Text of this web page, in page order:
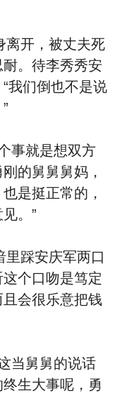
开，被丈夫死
。待李秀秀安
我们倒也不是说
事就是想双方
的舅舅舅妈，
是挺正常的，
。”
踩安庆军两口
个口吻是笃定
会很乐意把钱
当舅舅的说话
生大事呢，勇